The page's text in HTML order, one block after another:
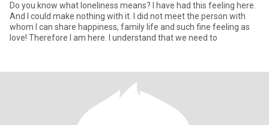
Do you know what loneliness means? I have had this feeling here.
And I could make nothing with it. I did not meet the person with
whom I can share happiness, family life and such fine feeling as
love! Therefore I am here. I understand that we need to